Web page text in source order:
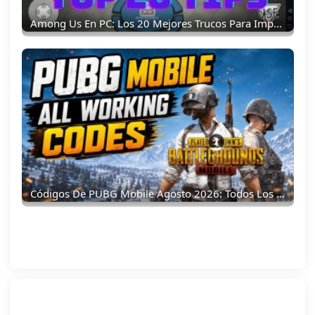
Among Us En PC: Los 20 Mejores Trucos Para Impostores Y Tripulantes
Códigos De PUBG Mobile Agosto 2026: Todos Los Códigos De Canje Activos Y Recompensas Gratis